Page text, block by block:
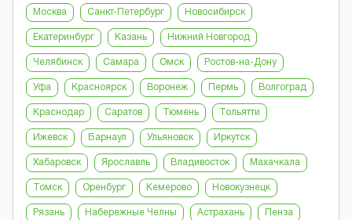
Москва Санкт-Петербург Новосибирск
Екатеринбург Казань Нижний Новгород
Челябинск Самара Омск Ростов-на-Дону
Уфа Красноярск Воронеж Пермь Волгоград
Краснодар Саратов Тюмень Тольятти
Ижевск Барнаул Ульяновск Иркутск
Хабаровск Ярославль Владивосток Махачкала
Томск Оренбург Кемерово Новокузнецк
Рязань Набережные Челны Астрахань Пенза